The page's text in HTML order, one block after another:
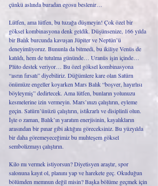
çünkü aslında buradan egosu beslenir…
Lütfen, ama lütfen, bu tuzağa düşmeyin! Çok özel bir
göksel kombinasyona denk geldik. Düşünsenize, 166 yılda
bir Balık burcunda kavuşan Jüpiter ve Neptün’ü
deneyimliyoruz. Bununla da bitmedi, bu ikiliye Venüs de
katıldı, hem de tutulma gününde… Uranüs işin içinde…
Plüto destek veriyor… Bu özel göksel kombinasyona
“asrın fırsatı” diyebiliriz. Düğümlere kare olan Satürn
önümüze engeller koyarken Mars Balık “boşver, hayırlısı
böyleymiş” dedirtecek. Ama lütfen, bunların yolunuzu
kesmelerine izin vermeyin. Mars’ınızı çalıştırın, eyleme
geçin. Satürn’ünüzü çalıştırın, istikrarlı ve disiplinli olun.
İşte o zaman, Balık’ın yaratım enerjisinin, kayalıkların
arasından bir pınar gibi aktığını göreceksiniz. Bu yüzyılda
bir daha göremeyeceğimiz bu muhteşem göksel
sembolizmayı çalıştırın.
Kilo mı vermek istiyorsun? Diyetisyen araştır, spor
salonuna kayıt ol, planını yap ve harekete geç. Okuduğun
bölümden memnun değil misin? Başka bölüme geçmek için